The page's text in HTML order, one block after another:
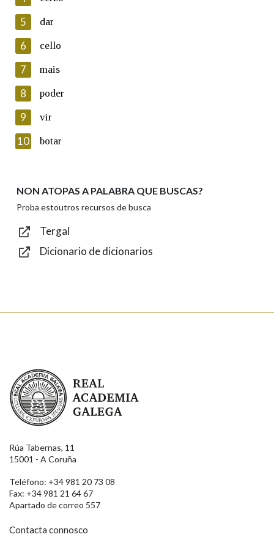
Lin e acepto as condicións da política de
Introduce o código que aparece na imaxe:
Texto de verificación
Enviar
5 dar
6 cello
7 mais
8 poder
9 vir
10 botar
NON ATOPAS A PALABRA QUE BUSCAS?
Proba estoutros recursos de busca
Tergal
Dicionario de dicionarios
Real Academia Galega
Rúa Tabernas, 11
15001 - A Coruña
Teléfono: +34 981 20 73 08
Fax: +34 981 21 64 67
Apartado de correo 557
Contacta connosco